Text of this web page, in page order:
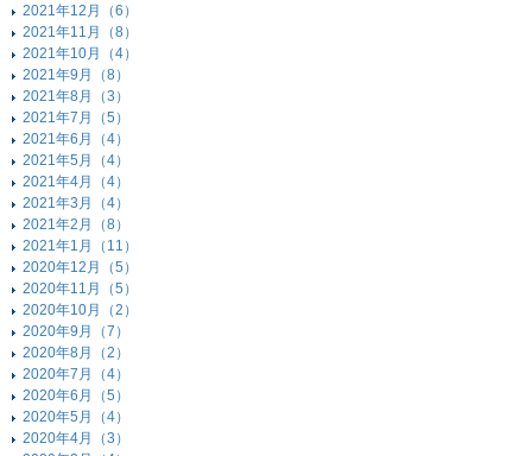
2021年12月（6）
2021年11月（8）
2021年10月（4）
2021年9月（8）
2021年8月（3）
2021年7月（5）
2021年6月（4）
2021年5月（4）
2021年4月（4）
2021年3月（4）
2021年2月（8）
2021年1月（11）
2020年12月（5）
2020年11月（5）
2020年10月（2）
2020年9月（7）
2020年8月（2）
2020年7月（4）
2020年6月（5）
2020年5月（4）
2020年4月（3）